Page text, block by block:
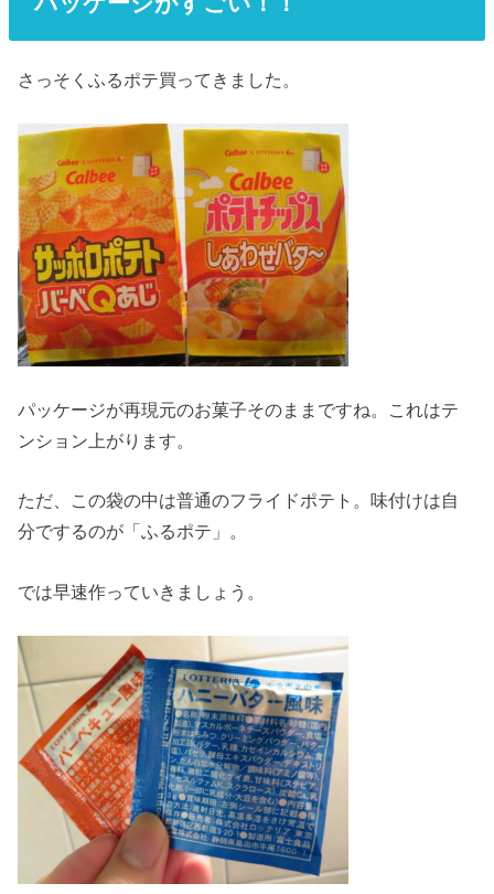
さっそくふるポテ買ってきました。
パッケージが再現元のお菓子そのままですね。これはテ
ンション上がります。
ただ、この袋の中は普通のフライドポテト。味付けは自
分でするのが「ふるポテ」。
では早速作っていきましょう。